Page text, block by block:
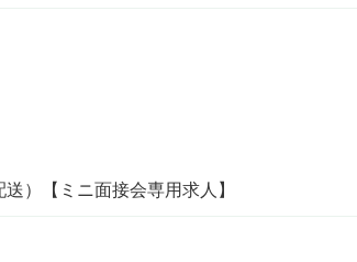
）【ミニ面接会専用求人】